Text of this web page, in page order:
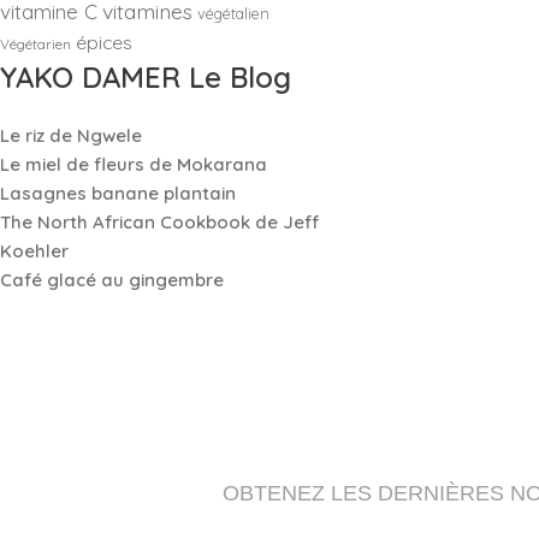
vitamine Cvitamines végétalien
Végétarien épices
YAKO DAMER Le Blog
Le riz de Ngwele
Le miel de fleurs de Mokarana
Lasagnes banane plantain
The North African Cookbook de Jeff
Koehler
Café glacé au gingembre
OBTENEZ LES DERNIÈRES